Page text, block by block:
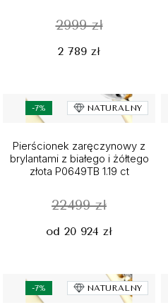
2999 zł
2 789 zł
-7% NATURALNY
Pierścionek zaręczynowy z
brylantami z białego i żółtego
złota P0649TB 1.19 ct
22499 zł
od 20 924 zł
-7% NATURALNY